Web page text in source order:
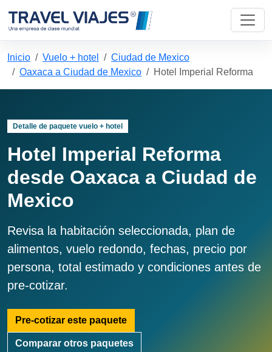
Inicio Vuelo + hotel
Ciudad de Mexico
Oaxaca a Ciudad de Mexico
Hotel Imperial Reforma
Detalle de paquete vuelo + hotel
Hotel Imperial Reforma
desde Oaxaca a Ciudad de
Mexico
Revisa la habitación seleccionada, plan de
alimentos, vuelo redondo, fechas, precio por
persona, total estimado y condiciones antes de
pre-cotizar.
Pre-cotizar este paquete
Comparar otros paquetes